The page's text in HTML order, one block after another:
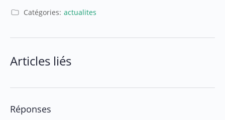
Catégories: actualites
Articles liés
Réponses